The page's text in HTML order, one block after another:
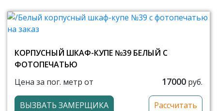
КОРПУСНЫЙ ШКАФ-КУПЕ №39 БЕЛЫЙ С
ФОТОПЕЧАТЬЮ
Цена за пог. метр от
17000 руб.
ВЫЗВАТЬ ЗАМЕРЩИКА Рассчитать